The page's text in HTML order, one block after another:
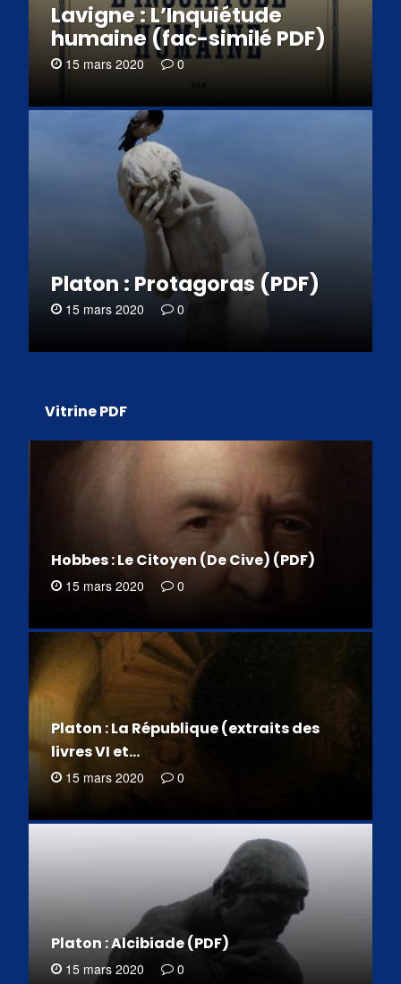
Lavigne : L’Inquiétude
humaine (fac-similé PDF)
15 mars 2020 0
Platon : Protagoras (PDF)
15 mars 2020 0
Vitrine PDF
Hobbes : Le Citoyen (De Cive) (PDF)
15 mars 2020 0
Platon : La République (extraits des
livres VI et…
15 mars 2020 0
Platon : Alcibiade (PDF)
15 mars 2020 0